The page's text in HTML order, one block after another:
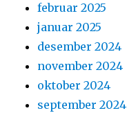
februar 2025
januar 2025
desember 2024
november 2024
oktober 2024
september 2024